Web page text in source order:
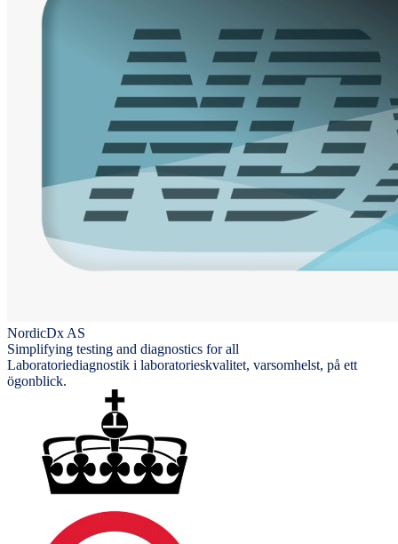
NordicDx AS
Simplifying testing and diagnostics for all
Laboratoriediagnostik i laboratorieskvalitet, varsomhelst, på ett
ögonblick.